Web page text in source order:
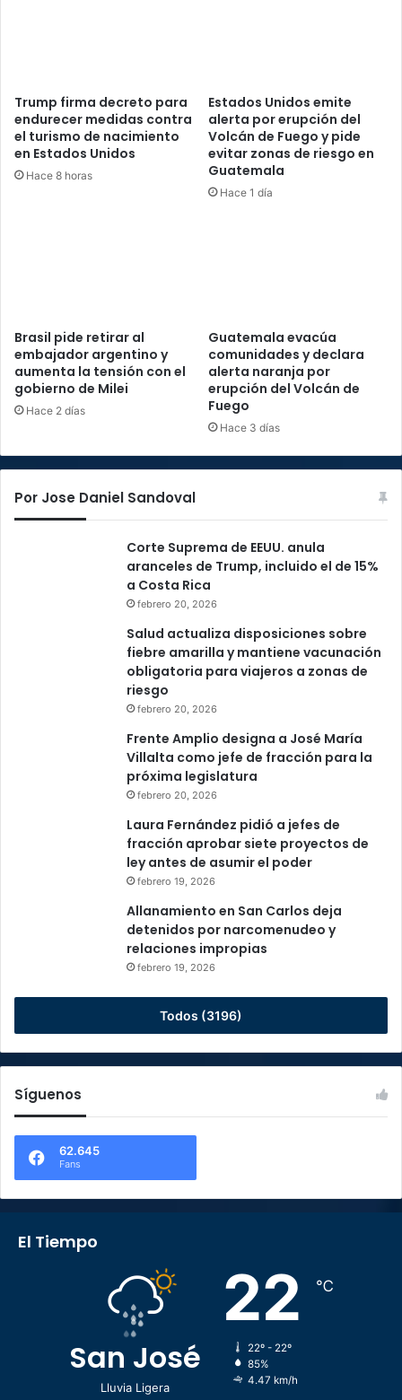
Trump firma decreto para
endurecer medidas contra
el turismo de nacimiento
en Estados Unidos
Hace 8 horas
Estados Unidos emite
alerta por erupción del
Volcán de Fuego y pide
evitar zonas de riesgo en
Guatemala
Hace 1 día
Brasil pide retirar al
embajador argentino y
aumenta la tensión con el
gobierno de Milei
Hace 2 días
Guatemala evacúa
comunidades y declara
alerta naranja por
erupción del Volcán de
Fuego
Hace 3 días
Por Jose Daniel Sandoval
Corte Suprema de EEUU. anula
aranceles de Trump, incluido el de 15%
a Costa Rica
febrero 20, 2026
Salud actualiza disposiciones sobre
fiebre amarilla y mantiene vacunación
obligatoria para viajeros a zonas de
riesgo
febrero 20, 2026
Frente Amplio designa a José María
Villalta como jefe de fracción para la
próxima legislatura
febrero 20, 2026
Laura Fernández pidió a jefes de
fracción aprobar siete proyectos de
ley antes de asumir el poder
febrero 19, 2026
Allanamiento en San Carlos deja
detenidos por narcomenudeo y
relaciones impropias
febrero 19, 2026
Todos (3196)
Síguenos
62.645
Fans
El Tiempo
San José
Lluvia Ligera
22 ℃
22º - 22º
85%
4.47 km/h